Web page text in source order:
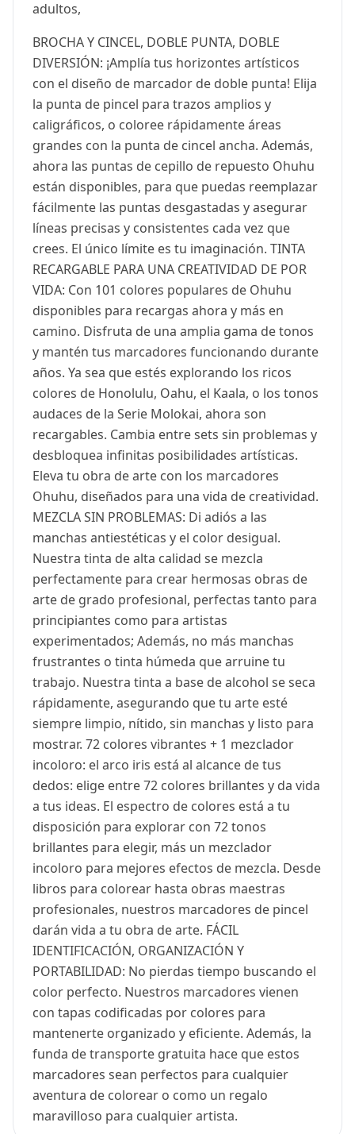
adultos,
BROCHA Y CINCEL, DOBLE PUNTA, DOBLE
DIVERSIÓN: ¡Amplía tus horizontes artísticos
con el diseño de marcador de doble punta! Elija
la punta de pincel para trazos amplios y
caligráficos, o coloree rápidamente áreas
grandes con la punta de cincel ancha. Además,
ahora las puntas de cepillo de repuesto Ohuhu
están disponibles, para que puedas reemplazar
fácilmente las puntas desgastadas y asegurar
líneas precisas y consistentes cada vez que
crees. El único límite es tu imaginación. TINTA
RECARGABLE PARA UNA CREATIVIDAD DE POR
VIDA: Con 101 colores populares de Ohuhu
disponibles para recargas ahora y más en
camino. Disfruta de una amplia gama de tonos
y mantén tus marcadores funcionando durante
años. Ya sea que estés explorando los ricos
colores de Honolulu, Oahu, el Kaala, o los tonos
audaces de la Serie Molokai, ahora son
recargables. Cambia entre sets sin problemas y
desbloquea infinitas posibilidades artísticas.
Eleva tu obra de arte con los marcadores
Ohuhu, diseñados para una vida de creatividad.
MEZCLA SIN PROBLEMAS: Di adiós a las
manchas antiestéticas y el color desigual.
Nuestra tinta de alta calidad se mezcla
perfectamente para crear hermosas obras de
arte de grado profesional, perfectas tanto para
principiantes como para artistas
experimentados; Además, no más manchas
frustrantes o tinta húmeda que arruine tu
trabajo. Nuestra tinta a base de alcohol se seca
rápidamente, asegurando que tu arte esté
siempre limpio, nítido, sin manchas y listo para
mostrar. 72 colores vibrantes + 1 mezclador
incoloro: el arco iris está al alcance de tus
dedos: elige entre 72 colores brillantes y da vida
a tus ideas. El espectro de colores está a tu
disposición para explorar con 72 tonos
brillantes para elegir, más un mezclador
incoloro para mejores efectos de mezcla. Desde
libros para colorear hasta obras maestras
profesionales, nuestros marcadores de pincel
darán vida a tu obra de arte. FÁCIL
IDENTIFICACIÓN, ORGANIZACIÓN Y
PORTABILIDAD: No pierdas tiempo buscando el
color perfecto. Nuestros marcadores vienen
con tapas codificadas por colores para
mantenerte organizado y eficiente. Además, la
funda de transporte gratuita hace que estos
marcadores sean perfectos para cualquier
aventura de colorear o como un regalo
maravilloso para cualquier artista.